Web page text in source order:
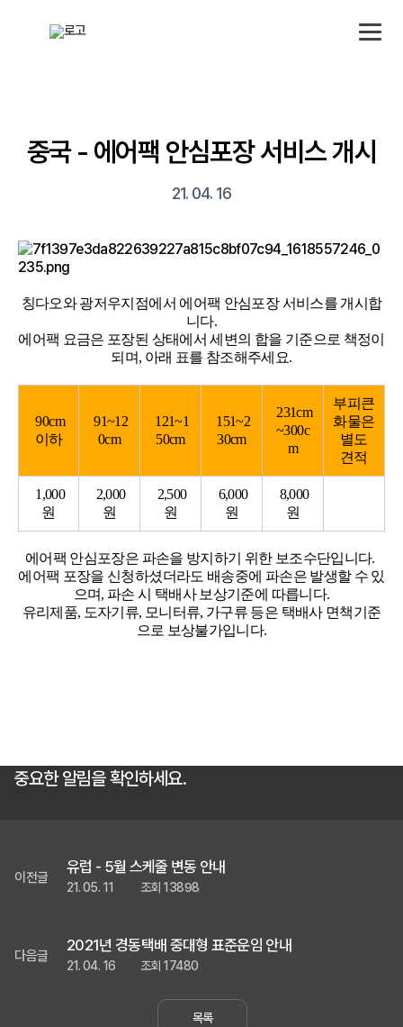
해외직구 배송대행 · 구매대행 서비스 토스토스 배대지
배송대행
구매대행
재고
All Rights Reserved.
중국 - 에어팩 안심포장 서비스 개시
21. 04. 16
칭다오와 광저우지점에서 에어팩 안심포장 서비스를 개시합
니다.
에어팩 요금은 포장된 상태에서 세변의 합을 기준으로 책정이
되며, 아래 표를 참조해주세요.
90cm
이하
91~12
0cm
121~1
50cm
151~2
30cm
231cm
~300c
m
부피큰
화물은
별도
견적
1,000
원
2,000
원
2,500
원
6,000
원
8,000
원
에어팩 안심포장은 파손을 방지하기 위한 보조수단입니다.
에어팩 포장을 신청하셨더라도 배송중에 파손은 발생할 수 있
으며, 파손 시 택배사 보상기준에 따릅니다.
유리제품, 도자기류, 모니터류, 가구류 등은 택배사 면책기준
으로 보상불가입니다.
중요한 알림을 확인하세요.
이전글
유럽 - 5월 스케줄 변동 안내
21. 05. 11 조회 13898
다음글
2021년 경동택배 중대형 표준운임 안내
21. 04. 16 조회 17480
목록